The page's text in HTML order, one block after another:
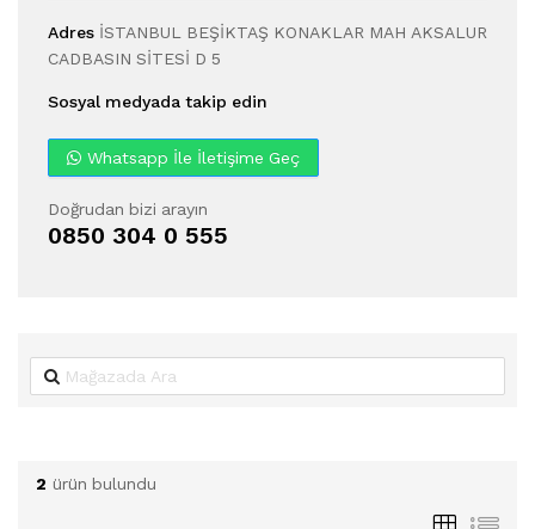
Adres İSTANBUL BEŞİKTAŞ KONAKLAR MAH AKSALUR
CADBASIN SİTESİ D 5
Sosyal medyada takip edin
Whatsapp İle İletişime Geç
Doğrudan bizi arayın
0850 304 0 555
2 ürün bulundu